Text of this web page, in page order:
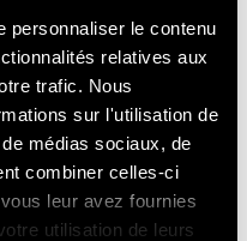
personnaliser le contenu
relatives aux
trafic. Nous
sur l'utilisation de
médias sociaux, de
combiner celles-ci
leur avez fournies
utilisation de leurs
ET DES